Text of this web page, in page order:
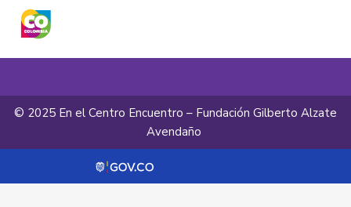
© 2025 En el Centro Encuentro – Fundación Gilberto Alzate
Avendaño